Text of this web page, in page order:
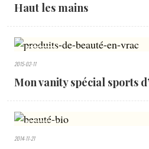
Haut les mains
VIEWS
2015-02-11
Mon vanity spécial sports
VIEWS
2014-11-21